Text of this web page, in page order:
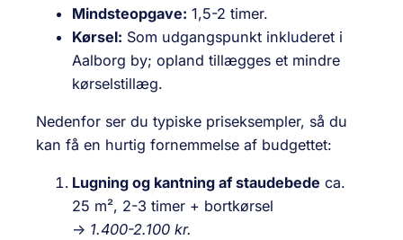
Mindsteopgave: 1,5-2 timer.
Kørsel: Som udgangspunkt inkluderet i
Aalborg by; opland tillægges et mindre
kørselstillæg.
Nedenfor ser du typiske priseksempler, så du
kan få en hurtig fornemmelse af budgettet:
Lugning og kantning af staudebede ca.
25 m², 2-3 timer + bortkørsel
→ 1.400-2.100 kr.